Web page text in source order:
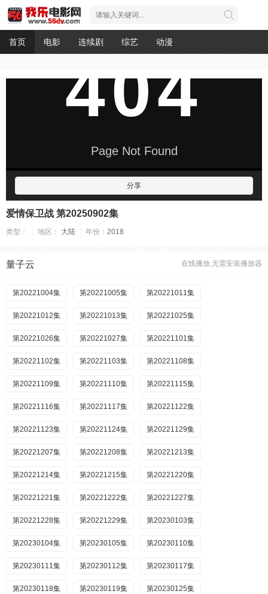
首页 电影 连续剧 综艺 动漫
分享
爱情保卫战 第20250902集
类型： 地区： 大陆 年份： 2018
在线播放,无需安装播放器
量子云
第20221004集 第20221005集 第20221011集
第20221012集 第20221013集 第20221025集
第20221026集 第20221027集 第20221101集
第20221102集 第20221103集 第20221108集
第20221109集 第20221110集 第20221115集
第20221116集 第20221117集 第20221122集
第20221123集 第20221124集 第20221129集
第20221207集 第20221208集 第20221213集
第20221214集 第20221215集 第20221220集
第20221221集 第20221222集 第20221227集
第20221228集 第20221229集 第20230103集
第20230104集 第20230105集 第20230110集
第20230111集 第20230112集 第20230117集
第20230118集 第20230119集 第20230125集